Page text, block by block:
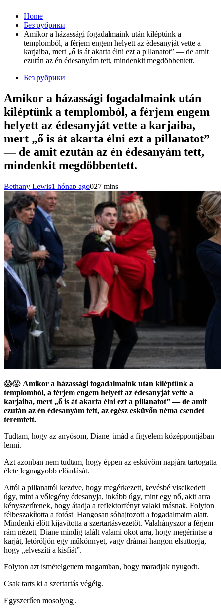
Home
Без рубрики
Amikor a házassági fogadalmaink után kiléptünk a
templomból, a férjem engem helyett az édesanyját vette a
karjaiba, mert „ő is át akarta élni ezt a pillanatot” — de amit
ezután az én édesanyám tett, mindenkit megdöbbentett.
Без рубрики
Amikor a házassági fogadalmaink után
kiléptünk a templomból, a férjem engem
helyett az édesanyját vette a karjaiba,
mert „ő is át akarta élni ezt a pillanatot”
— de amit ezután az én édesanyám tett,
mindenkit megdöbbentett.
Bethany Lewis1 hónap ago027 mins
😱😱 Amikor a házassági fogadalmaink után kiléptünk a
templomból, a férjem engem helyett az édesanyját vette a
karjaiba, mert „ő is át akarta élni ezt a pillanatot” — de amit
ezután az én édesanyám tett, az egész esküvőn néma csendet
teremtett.
Tudtam, hogy az anyósom, Diane, imád a figyelem középpontjában
lenni.
Azt azonban nem tudtam, hogy éppen az esküvőm napjára tartogatta
élete legnagyobb előadását.
Attól a pillanattól kezdve, hogy megérkezett, kevésbé viselkedett
úgy, mint a vőlegény édesanyja, inkább úgy, mint egy nő, akit arra
kényszerítenek, hogy átadja a reflektorfényt valaki másnak. Folyton
félbeszakította a fotóst. Hangosan sóhajtozott a fogadalmaim alatt.
Mindenki előtt kijavította a szertartásvezetőt. Valahányszor a férjem
rám nézett, Diane mindig talált valami okot arra, hogy megérintse a
karját, letöröljön egy műkönnyet, vagy drámai hangon elsuttogja,
hogy „elveszíti a kisfiát”.
Folyton azt ismételgettem magamban, hogy maradjak nyugodt.
Csak tarts ki a szertartás végéig.
Egyszerűen mosolyogj.